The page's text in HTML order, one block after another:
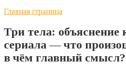
Главная страница
Три тела: объяснение
сериала — что
в чём главный смысл?